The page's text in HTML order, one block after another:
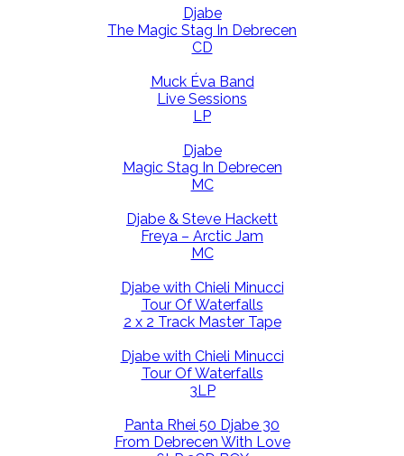
Djabe
The Magic Stag In Debrecen
CD
Muck Éva Band
Live Sessions
LP
Djabe
Magic Stag In Debrecen
MC
Djabe & Steve Hackett
Freya – Arctic Jam
MC
Djabe with Chieli Minucci
Tour Of Waterfalls
2 x 2 Track Master Tape
Djabe with Chieli Minucci
Tour Of Waterfalls
3LP
Panta Rhei 50 Djabe 30
From Debrecen With Love